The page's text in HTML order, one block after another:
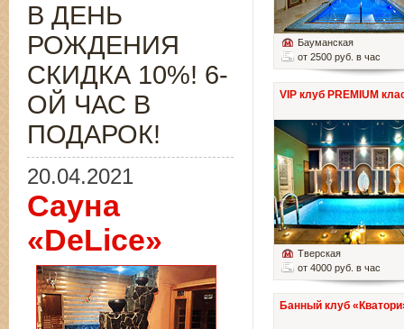
Бауманская
от 2500 руб. в час
VIP клуб PREMIUM
Тверская
от 4000 руб. в час
Банный клуб
В ДЕНЬ
РОЖДЕНИЯ
СКИДКА 10%! 6-
ОЙ ЧАС В
ПОДАРОК!
20.04.2021
Сауна
«DeLice»